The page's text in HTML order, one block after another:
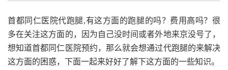
首都同仁医院代跑腿,有这方面的跑腿的吗？费用高吗？很
多在关注这方面的，因为自己没时间或者外地来京没号了，
想知道首都同仁医院预约，那么就会想通过代跑腿的来解决
这方面的困惑，下面一起来好好了解下这方面的一些知识。